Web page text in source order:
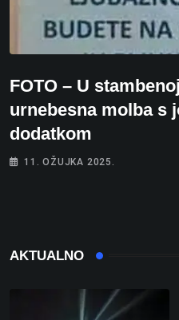
FOTO – U
urnebesna molba s
dodatkom
11. OŽUJKA 2025.
AKTUALNO